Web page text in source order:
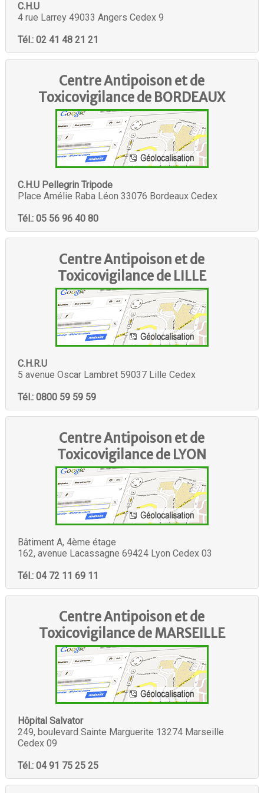
C.H.U
4 rue Larrey 49033 Angers Cedex 9
Tél.: 02 41 48 21 21
Centre Antipoison et de
Toxicovigilance de BORDEAUX
C.H.U Pellegrin Tripode
Place Amélie Raba Léon 33076 Bordeaux Cedex
Tél.: 05 56 96 40 80
Centre Antipoison et de
Toxicovigilance de LILLE
C.H.R.U
5 avenue Oscar Lambret 59037 Lille Cedex
Tél.: 0800 59 59 59
Centre Antipoison et de
Toxicovigilance de LYON
Bâtiment A, 4ème étage
162, avenue Lacassagne 69424 Lyon Cedex 03
Tél.: 04 72 11 69 11
Centre Antipoison et de
Toxicovigilance deMARSEILLE
Hôpital Salvator
249, boulevard Sainte Marguerite 13274 Marseille
Cedex 09
Tél.: 04 91 75 25 25